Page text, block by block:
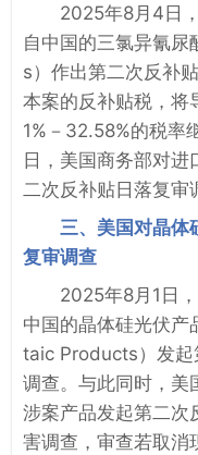
2025年8月4日
自中国的三氯异氰
s）作出第二次反补
本案的反补贴税，将
1%－32.58%的税率
日，美国商务部对
二次反补贴日落复审
三、美国对晶体
复审调查
2025年8月1日
中国的晶体硅光伏
taic Products）发起
调查。与此同时，美
涉案产品发起第二次
害调查，审查若取消